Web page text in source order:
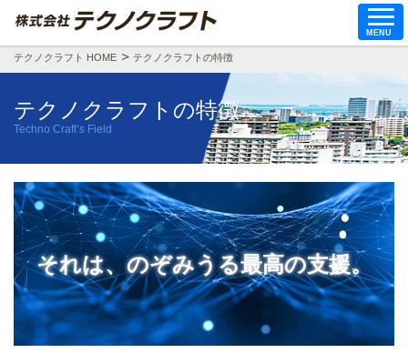
MENU
テクノクラフト HOME テクノクラフトの特徴
テクノクラフトの特徴
Techno Craft’s Field
それは、のぞみうる最高の支援。